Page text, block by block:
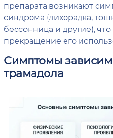
препарата возникают
синдрома (лихорадка,
бессонница и другие), что
прекращение его
Симптомы
трамадола